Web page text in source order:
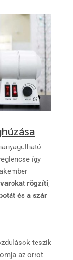
így
rögzíti,
és a szár
teszik
az orrot